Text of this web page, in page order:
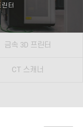
린터
금속 3D 프린터
CT 스캐너